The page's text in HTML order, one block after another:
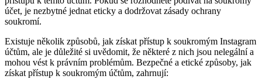
účet, je nezbytné jednat eticky a dodržovat zásady ochrany
soukromí.
Existuje několik způsobů, jak získat přístup k soukromým Instagram
účtům, ale je důležité si uvědomit, že některé z nich jsou nelegální a
mohou vést k právním problémům. Bezpečné a etické způsoby, jak
získat přístup k soukromým účtům, zahrnují: